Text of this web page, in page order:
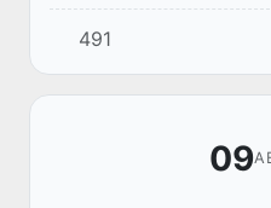
воситаларининг
олди олинди.
491
09